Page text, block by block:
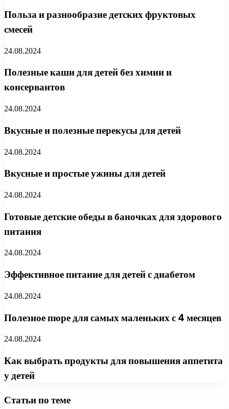
Польза и разнообразие детских фруктовых
смесей
24.08.2024
Полезные каши для детей без химии и
консервантов
24.08.2024
Вкусные и полезные перекусы для детей
24.08.2024
Вкусные и простые ужины для детей
24.08.2024
Готовые детские обеды в баночках для здорового
питания
24.08.2024
Эффективное питание для детей с диабетом
24.08.2024
Полезное пюре для самых маленьких с 4 месяцев
24.08.2024
Как выбрать продукты для повышения аппетита
у детей
Статьи по теме